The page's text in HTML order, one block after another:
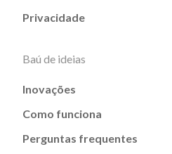
Privacidade
Baú de ideias
Inovações
Como funciona
Perguntas frequentes